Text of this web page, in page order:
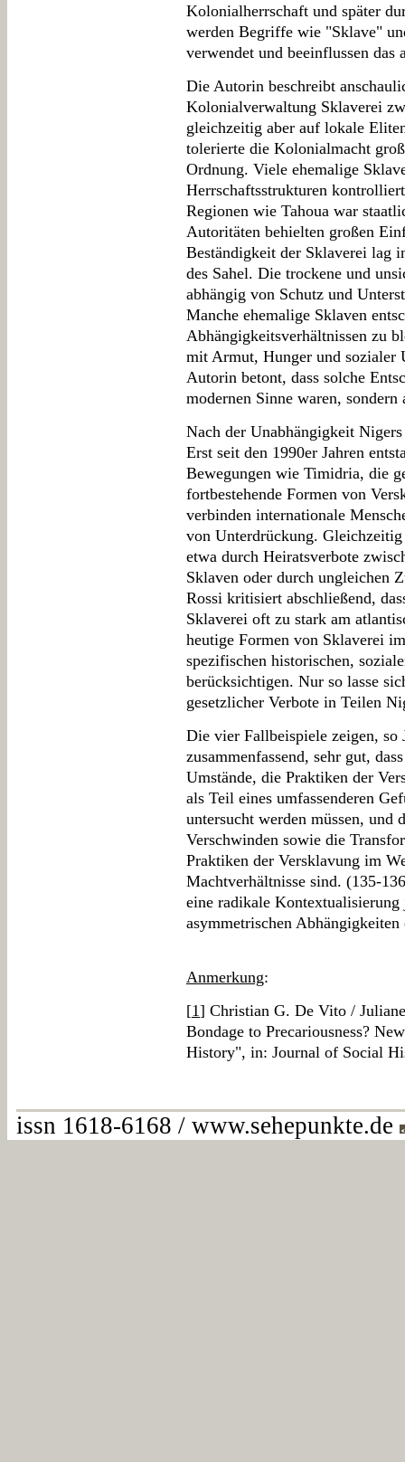
Kolonialherrschaft und später
werden Begriffe wie "Sklave"
verwendet und beeinflussen das
Die Autorin beschreibt
Kolonialverwaltung Sklaverei
gleichzeitig aber auf lokale
tolerierte die Kolonialmacht
Ordnung. Viele ehemalige
Herrschaftsstrukturen
Regionen wie Tahoua war
Autoritäten behielten großen
Beständigkeit der Sklaverei lag
des Sahel. Die trockene und
abhängig von Schutz und
Manche ehemalige Sklaven
Abhängigkeitsverhältnissen zu
mit Armut, Hunger und sozialer
Autorin betont, dass solche
modernen Sinne waren,
Nach der Unabhängigkeit
Erst seit den 1990er Jahren
Bewegungen wie Timidria, die
fortbestehende Formen von
verbinden internationale
von Unterdrückung.
etwa durch Heiratsverbote
Sklaven oder durch ungleichen
Rossi kritisiert abschließend,
Sklaverei oft zu stark am
heutige Formen von Sklaverei
spezifischen historischen,
berücksichtigen. Nur so lasse
gesetzlicher Verbote in Teilen
Die vier Fallbeispiele zeigen,
zusammenfassend, sehr gut,
Umstände, die Praktiken der
als Teil eines umfassenderen
untersucht werden müssen, und
Verschwinden sowie die
Praktiken der Versklavung im
Machtverhältnisse sind. (135-
eine radikale
asymmetrischen
Anmerkung:
[1] Christian G. De Vito /
Bondage to Precariousness?
History", in: Journal of Social
issn 1618-6168 / www.sehepunkte.de